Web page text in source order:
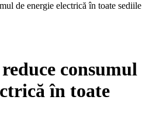
consumul
în toate